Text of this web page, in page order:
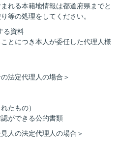
れる本籍地情報は都道府県までと
等の処理をしてください。
る資料
とにつき本人が委任した代理人様
法定代理人の場合＞
たもの）
ができる公的書類
人の法定代理人の場合＞